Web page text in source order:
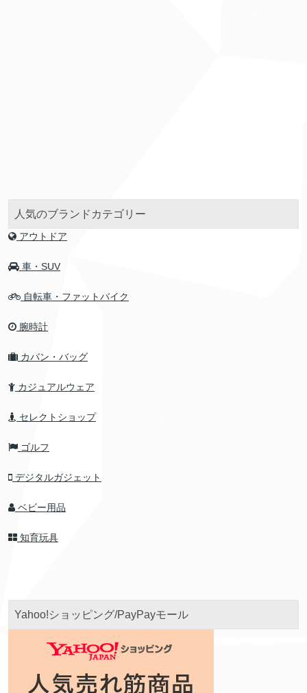
人気のブランドカテゴリー
アウトドア
車・SUV
自転車・ファットバイク
腕時計
カバン・バッグ
カジュアルウェア
セレクトショップ
ゴルフ
デジタルガジェット
ベビー用品
知育玩具
Yahoo!ショッピング/PayPayモール